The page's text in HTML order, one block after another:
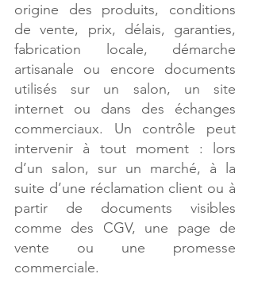
origine des produits, conditions
de vente, prix, délais, garanties,
fabrication locale, démarche
artisanale ou encore documents
utilisés sur un salon, un site
internet ou dans des échanges
commerciaux. Un contrôle peut
intervenir à tout moment : lors
d’un salon, sur un marché, à la
suite d’une réclamation client ou à
partir de documents visibles
comme des CGV, une page de
vente ou une promesse
commerciale.